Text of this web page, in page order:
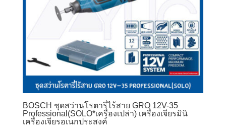
BOSCH ชุดสว่านโรตารี่ไร้สาย GRO 12V-35
Professional(SOLO*เครื่องเปล่า) เครื่องเจียรมินิ
เครื่องเจียรอเนกประสงค์